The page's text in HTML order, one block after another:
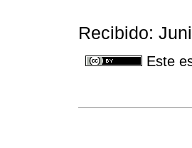
Recibido:
Este